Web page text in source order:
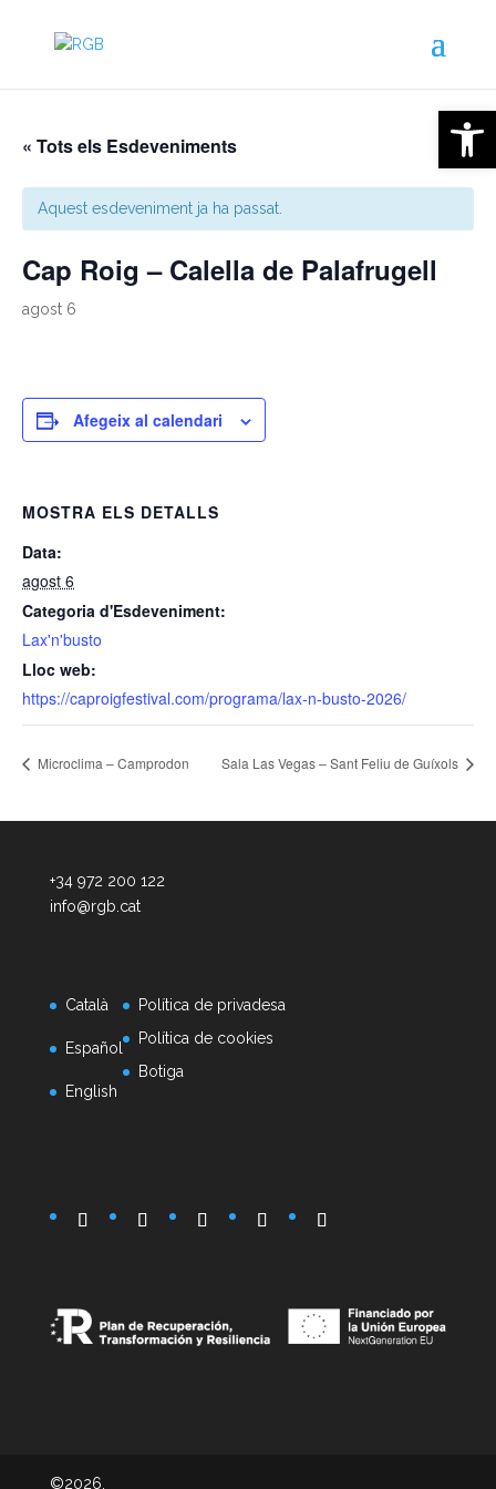
« Tots els Esdeveniments
Aquest esdeveniment ja ha passat.
Cap Roig – Calella de Palafrugell
agost 6
Afegeix al calendari
MOSTRA ELS DETALLS
Data:
agost 6
Categoria d'Esdeveniment:
Lax'n'busto
Lloc web:
https://caproigfestival.com/programa/lax-n-busto-2026/
Microclima – Camprodon Sala Las Vegas – Sant Feliu de Guíxols
+34 972 200 122
info@rgb.cat
Català
Español
English
Política de privadesa
Política de cookies
Botiga
©2026,
Obre